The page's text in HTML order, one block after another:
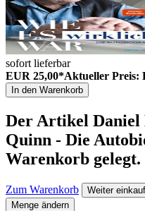
sofort lieferbar
EUR 25,00*Aktueller Preis:
In den Warenkorb
Der Artikel Daniel
Quinn - Die
Warenkorb gelegt.
Zum Warenkorb
Weiter
Menge ändern